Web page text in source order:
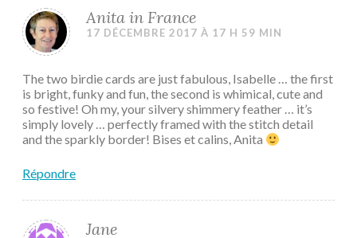
Anita in France
17 DÉCEMBRE 2017 À 17 H 59 MIN
The two birdie cards are just fabulous, Isabelle … the first
is bright, funky and fun, the second is whimical, cute and
so festive! Oh my, your silvery shimmery feather … it’s
simply lovely … perfectly framed with the stitch detail
and the sparkly border! Bises et calins, Anita
Répondre
Jane